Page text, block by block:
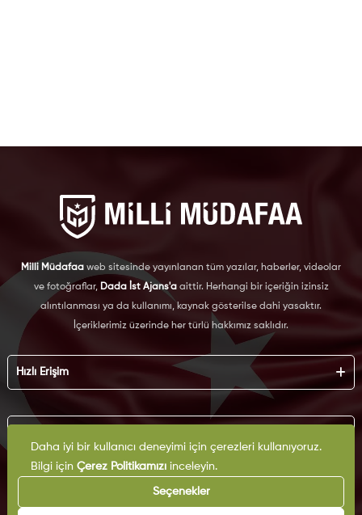
Milli Müdafaa web sitesinde yayınlanan tüm yazılar, haberler, videolar
ve fotoğraflar, Dada İst Ajans'aaittir. Herhangi bir içeriğin izinsiz
alıntılanması ya da kullanımı, kaynak gösterilse dahi yasaktır.
İçeriklerimiz üzerinde her türlü hakkımız saklıdır.
Hızlı Erişim
Künye
Reklam
İş Birliği
Arşiv
İletişim
KVKK
Çerez Politikası
Gizlilik Politikası
Daha iyi bir kullanıcı deneyimi için çerezleri kullanıyoruz.
Bilgi için Çerez Politikamızıinceleyin.
Seçenekler